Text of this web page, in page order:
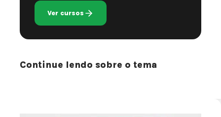
Ver cursos
Continue lendo sobre o tema